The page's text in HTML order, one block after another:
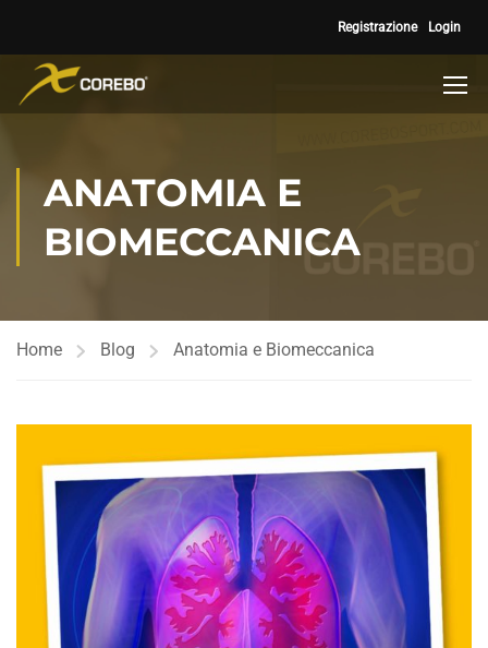
Registrazione Login
ANATOMIA E
BIOMECCANICA
Home Blog Anatomia e Biomeccanica